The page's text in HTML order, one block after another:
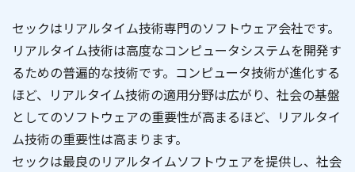
セックはリアルタイム技術専門のソフトウェア会社です。
リアルタイム技術は高度なコンピュータシステムを開発す
るための普遍的な技術です。コンピュータ技術が進化する
ほど、リアルタイム技術の適用分野は広がり、社会の基盤
としてのソフトウェアの重要性が高まるほど、リアルタイ
ム技術の重要性は高まります。
セックは最良のリアルタイムソフトウェアを提供し、社会